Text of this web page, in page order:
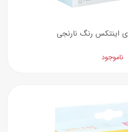
اینتکس رنگ نارنجی
ناموجود